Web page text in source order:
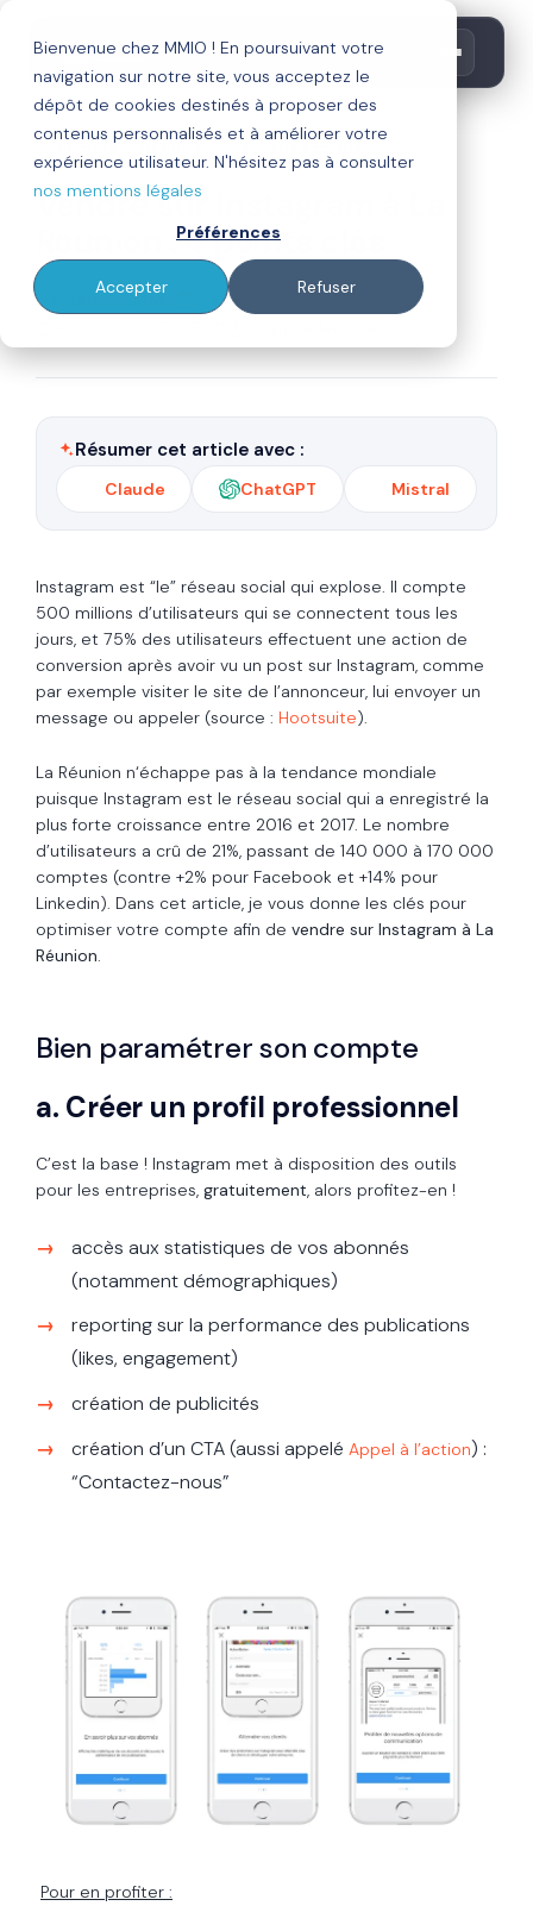
Bienvenue chez MMIO ! En poursuivant votre
navigation sur notre site, vous acceptez le
dépôt de cookies destinés à proposer des
contenus personnalisés et à améliorer votre
expérience utilisateur. N'hésitez pas à consulter
nos mentions légales
Préférences
Accepter Refuser
inbound marketing
Vendre sur Instagram à La
Réunion : 4 points clés
Par Floriane Mota
Publié le 20/07/18
Résumer cet article avec :
Claude ChatGPT Mistral
Instagram est “le” réseau social qui explose. Il compte
500 millions d’utilisateurs qui se connectent tous les
jours, et 75% des utilisateurs effectuent une action de
conversion après avoir vu un post sur Instagram, comme
par exemple visiter le site de l’annonceur, lui envoyer un
message ou appeler (source : Hootsuite).
La Réunion n‘échappe pas à la tendance mondiale
puisque Instagram est le réseau social qui a enregistré la
plus forte croissance entre 2016 et 2017. Le nombre
d’utilisateurs a crû de 21%, passant de 140 000 à 170 000
comptes (contre +2% pour Facebook et +14% pour
Linkedin). Dans cet article, je vous donne les clés pour
optimiser votre compte afin de vendre sur Instagram à La
Réunion.
Bien paramétrer son compte
a. Créer un profil professionnel
C’est la base ! Instagram met à disposition des outils
pour les entreprises, gratuitement, alors profitez-en !
accès aux statistiques de vos abonnés
(notamment démographiques)
reporting sur la performance des publications
(likes, engagement)
création de publicités
création d’un CTA (aussi appelé Appel à l’action) :
“Contactez-nous”
Pour en profiter :